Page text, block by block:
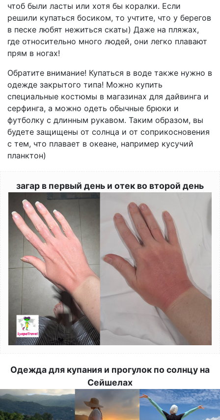
чтоб были ласты или хотя бы коралки. Если
решили купаться босиком, то учтите, что у берегов
в песке любят нежиться скаты) Даже на пляжах,
где относительно много людей, они легко плавают
прям в ногах!
Обратите внимание! Купаться в воде также нужно в
одежде закрытого типа! Можно купить
специальные костюмы в магазинах для дайвинга и
серфинга, а можно одеть обычные брюки и
футболку с длинным рукавом. Таким образом, вы
будете защищены от солнца и от соприкосновения
с тем, что плавает в океане, например кусучий
планктон)
загар в первый день и отек во второй день
Image
Одежда для купания и прогулок по солнцу на
Сейшелах
Image